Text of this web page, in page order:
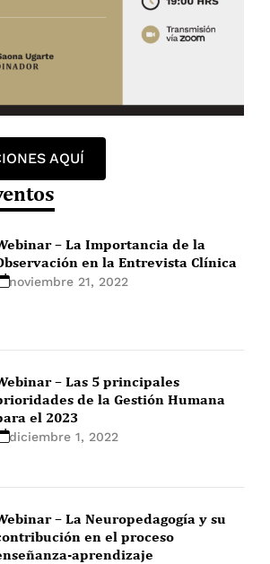
AQUÍ
– La Importancia de la
en la Entrevista Clínica
noviembre 21, 2022
– Las 5 principales
de la Gestión Humana
el 2023
diciembre 1, 2022
– La Neuropedagogía y su
en el proceso
aprendizaje